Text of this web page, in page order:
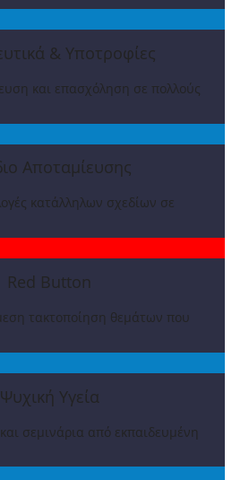
& Υποτροφίες
και επασχόληση σε πολλούς
Αποταμίευσης
κατάλληλων σχεδίων σε
Red Button
τακτοποίηση θεμάτων που
Ψυχική Υγεία
σεμινάρια από εκπαιδευμένη